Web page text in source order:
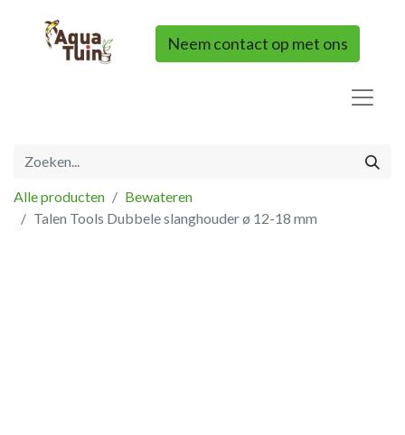
Neem contact op met ons
Alle producten
Bewateren
Talen Tools Dubbele slanghouder ø 12-18 mm